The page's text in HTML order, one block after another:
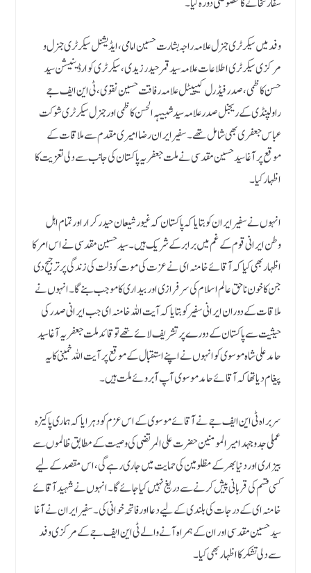
وفد میں سیکرٹری جنرل علامہ راجہ بشارت حسین امامی، ایڈیشنل سیکرٹری جنرل و
مرکزی سیکرٹری اطلاعات علامہ سید قمر حیدر زیدی، سیکرٹری کوارڈینیشن سید
حسن کاظمی، صدر فیڈرل کیپیٹل علامہ رفاقت حسین نقوی، ٹی این ایف جے
راولپنڈی کے ریجنل صدر علامہ سید شبیہہ الحسن کاظمی اور جنرل سیکرٹری شوکت
عباس جعفری بھی شامل تھے۔ سفیر ایران رضا امیری مقدم سے ملاقات کے
موقع پر آغا سید حسین مقدسی نے ملت جعفریہ پاکستان کی جانب سے دلی تعزیت کا
اظہار کیا۔
انہوں نے سفیر ایران کو بتایا کہ پاکستان کہ غیور شیعان حیدر کرار اور تمام اہل
وطن ایرانی قوم کے غم میں برابر کے شریک ہیں۔ سید حسین مقدسی نے اس امر کا
اظہار بھی کیا کہ آقائے خامنہ ای نے عزت کی موت کو ذلت کی زندگی پر ترجیح دی
جن کا خون ناحق عالم اسلام کی سرفرازی اور بیداری کا موجب بنے گا۔ انہوں نے
ملاقات کے دوران ایرانی سفیر کو بتایا کہ آیت اللہ خامنہ ای جب ایرانی صدر کی
حیثیت سے پاکستان کے دورے پر تشریف لائے تھے تو قائد ملت جعفریہ آغا سید
حامد علی شاہ موسوی کو انہوں نے اپنے استقبال کے موقع پر آیت اللہ خمینی کا یہ
پیغام دیا تھا کہ آقائے حامد موسوی آپ آبروئے ملت ہیں۔
سربراہ ٹی این ایف جے نے آقائے موسوی کے اس عزم کو دہرایا کہ ہماری پاکیزہ
عملی جدوجہد امیر المومنین حضرت علی المرتضی کی وصیت کے مطابق ظالموں سے
بیزاری اور دنیا بھر کے مظلومین کی حمایت میں جاری رہے گی، اس مقصد کے لیے
کسی قسم کی قربانی پیش کرنے سے دریغ نہیں کیا جائے گا۔ انہوں نے شہید آقائے
خامنہ ای کے درجات کی بلندی کے لیے دعا اور فاتحہ خوانی کی۔ سفیر ایران نے آغا
سید حسین مقدسی اور ان کے ہمراہ آنے والے ٹی این ایف جے کے مرکزی وفد
سے دلی تشکر کا اظہار بھی کیا۔